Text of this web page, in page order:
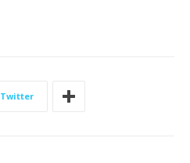
Twitter